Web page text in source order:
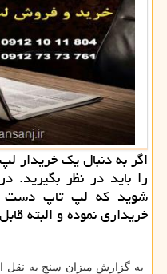
اگر به دنبال یک خریدار
را باید در نظر بگیرید.
شوید که لپ تاپ دست
خریداری نموده و البته
به گزارش میزان سنج به نقل